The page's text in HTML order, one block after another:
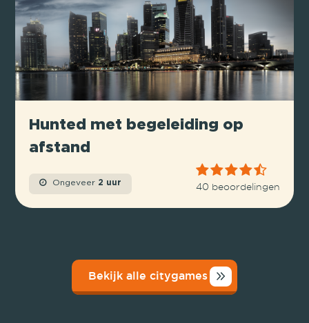
Hunted met begeleiding op
afstand
Ongeveer 2 uur 40 beoordelingen
Bekijk alle citygames